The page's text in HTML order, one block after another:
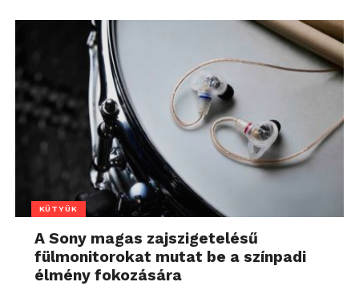
KÜTYÜK
A Sony magas zajszigetelésű
fülmonitorokat mutat be a színpadi
élmény fokozására